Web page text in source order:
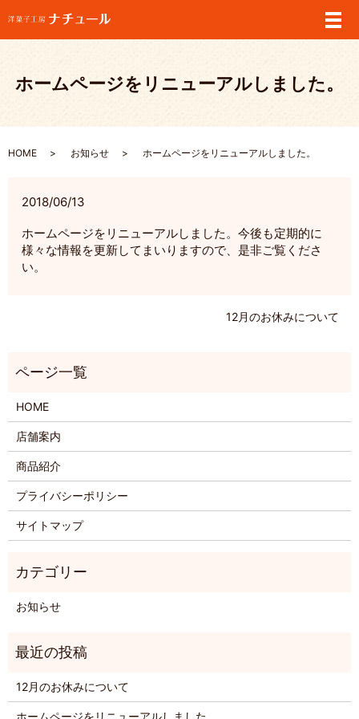
メ
ホームページをリニューアルしました。
HOME お知らせ ホームページをリニューアルしました。
2018/06/13
ホームページをリニューアルしました。今後も定期的に
様々な情報を更新してまいりますので、是非ご覧くださ
い。
12月のお休みについて
HOME
店舗案内
商品紹介
プライバシーポリシー
サイトマップ
お知らせ
12月のお休みについて
ホームページをリニューアルしました。